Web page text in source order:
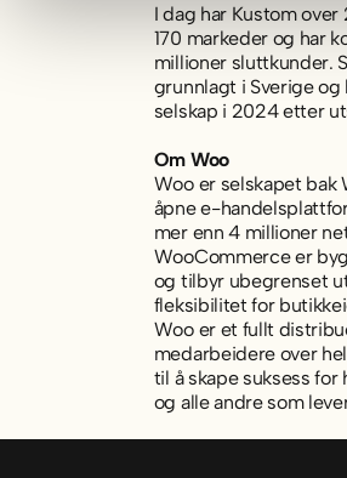
I dag har Kustom
170 markeder og har
millioner sluttkunder.
grunnlagt i Sverige
selskap i 2024 etter
Om Woo
Woo er selskapet bak
åpne e-
mer enn 4 millioner
WooCommerce er
og tilbyr ubegrenset
fleksibilitet for
Woo er et fullt
medarbeidere over
til å skape suksess for
og alle andre som